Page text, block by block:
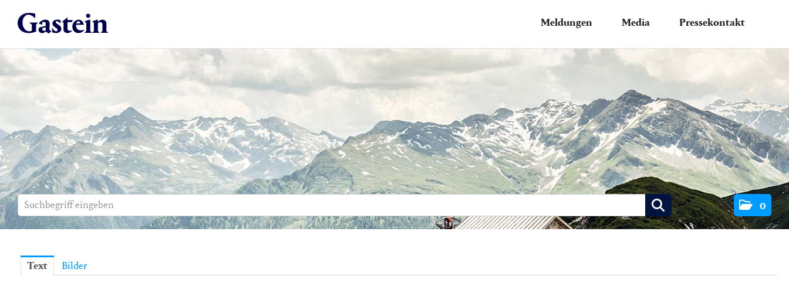
Meldungen Media Pressekontakt
0
Text Bilder